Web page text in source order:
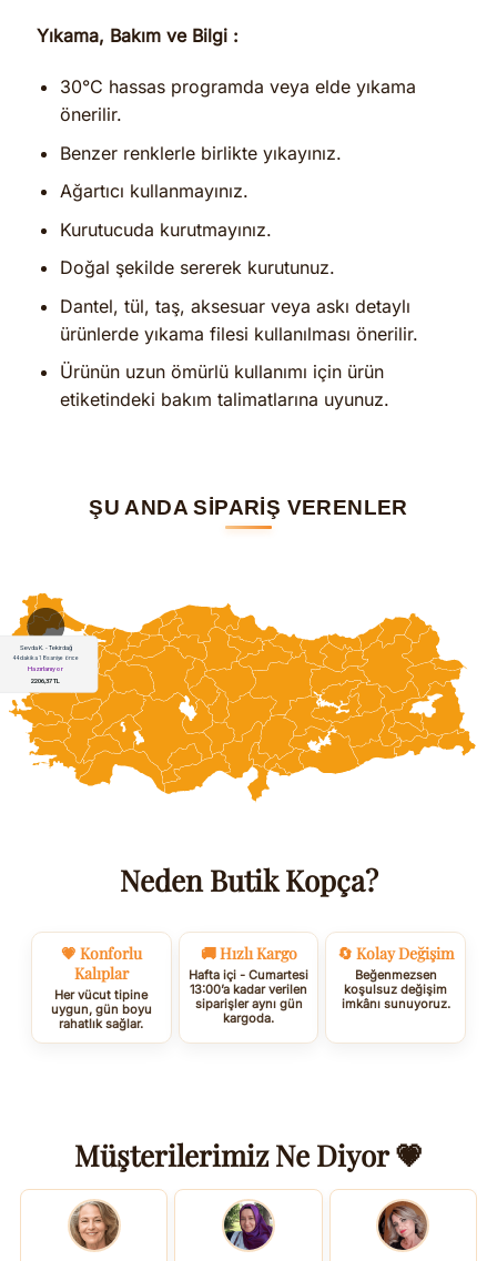
Yıkama, Bakım ve Bilgi :
30°C hassas programda veya elde yıkama
önerilir.
Benzer renklerle birlikte yıkayınız.
Ağartıcı kullanmayınız.
Kurutucuda kurutmayınız.
Doğal şekilde sererek kurutunuz.
Dantel, tül, taş, aksesuar veya askı detaylı
ürünlerde yıkama filesi kullanılması önerilir.
Ürünün uzun ömürlü kullanımı için ürün
etiketindeki bakım talimatlarına uyunuz.
ŞU ANDA SİPARİŞ VERENLER
Neden Butik Kopça?
💗 Konforlu
Kalıplar
Her vücut tipine
uygun, gün boyu
rahatlık sağlar.
🚚 Hızlı Kargo
Hafta içi - Cumartesi
13:00’a kadar verilen
siparişler aynı gün
kargoda.
🔄 Kolay Değişim
Beğenmezsen
koşulsuz değişim
imkânı sunuyoruz.
Müşterilerimiz Ne Diyor 💗